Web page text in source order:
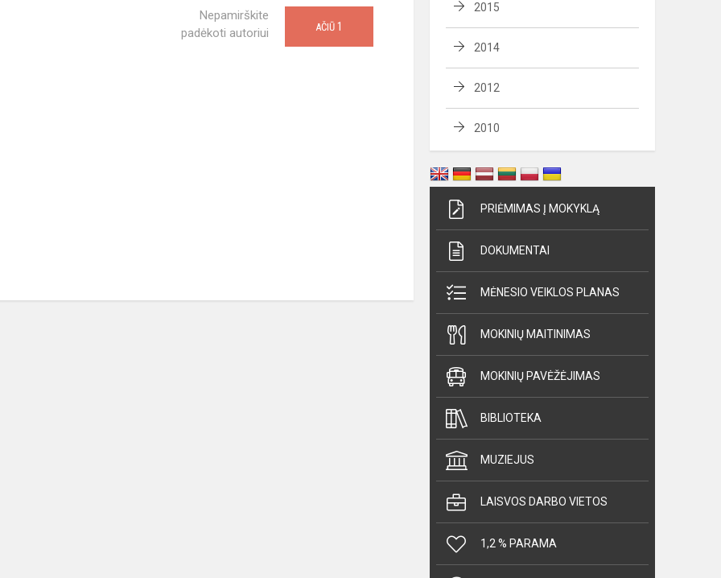
Nepamirškite
padėkoti autoriui
AČIŪ 1
2015
2014
2012
2010
PRIĖMIMAS Į MOKYKLĄ
DOKUMENTAI
MĖNESIO VEIKLOS PLANAS
MOKINIŲ MAITINIMAS
MOKINIŲ PAVĖŽĖJIMAS
BIBLIOTEKA
MUZIEJUS
LAISVOS DARBO VIETOS
1,2 % PARAMA